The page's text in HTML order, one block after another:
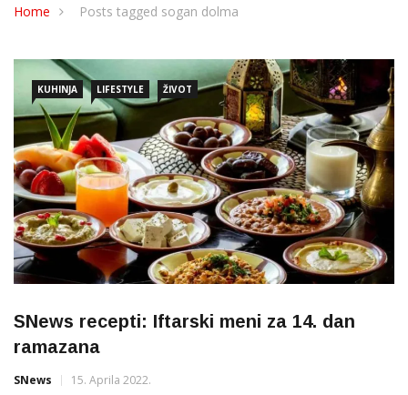
Home Posts tagged sogan dolma
KUHINJA LIFESTYLE ŽIVOT
SNews recepti: Iftarski meni za 14. dan
ramazana
SNews 15. Aprila 2022.